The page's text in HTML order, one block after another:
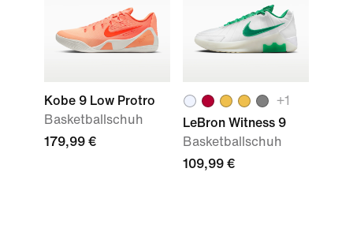
Kobe 9 Low Protro
Basketballschuh
179,99 €
+1
LeBron Witness 9
Basketballschuh
109,99 €